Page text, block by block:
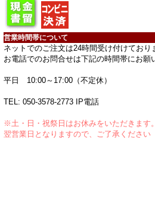
営業時間帯について
ネットでのご注文は24時間受け付けており
お電話でのお問合せは下記の時間帯にお願
平日 10:00～17:00（不定休）
TEL: 050-3578-2773 IP電話
※土・日・祝祭日はお休みをいただきます
翌営業日となりますので、ご了承ください